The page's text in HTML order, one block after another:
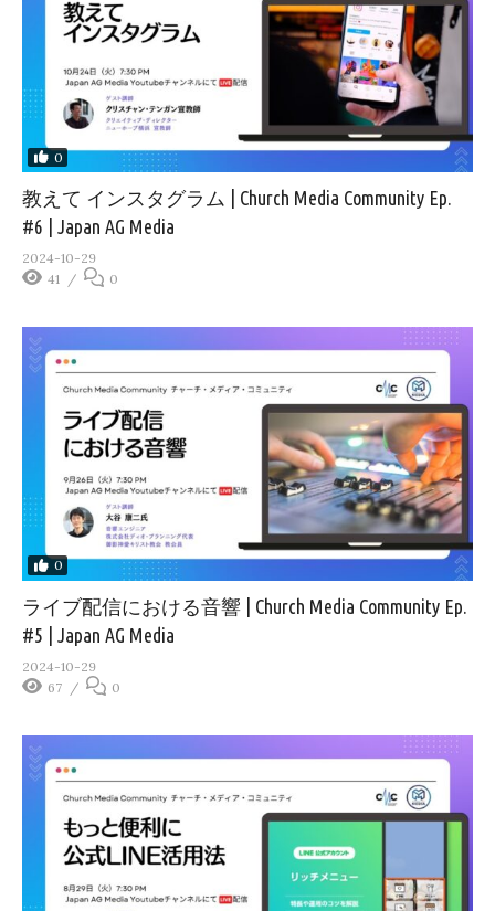
0
教えて インスタグラム | Church Media Community Ep.
#6 | Japan AG Media
2024-10-29
41
0
0
ライブ配信における音響 | Church Media Community Ep.
#5 | Japan AG Media
2024-10-29
67
0